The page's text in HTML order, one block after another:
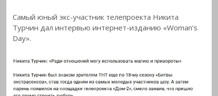
Самый юный экс-участник телепроекта Никита
Турчин дал интервью интернет-изданию «Woman’s
Day».